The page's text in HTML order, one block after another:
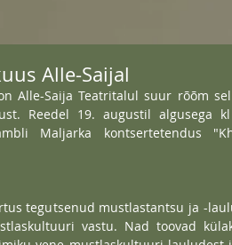
Alle-Saijal
Alle-Saija Teatritalul suur rõõm
Reedel 19. augustil algusega
Maljarka kontsertetendus
tegutsenud mustlastantsu ja -
vastu. Nad toovad